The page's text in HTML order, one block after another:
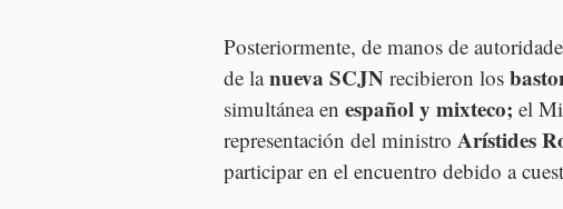
Posteriormente, de manos de
de la nueva SCJN recibieron los
simultánea en español y mixteco; el
representación del ministro Arístides
participar en el encuentro debido a